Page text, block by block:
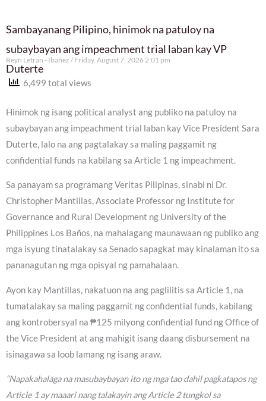
Sambayanang Pilipino, hinimok na patuloy na
subaybayan ang impeachment trial laban kay VP
Duterte
Reyn Letran - Ibañez Friday, August 7, 2026 2:01 pm
6,499 total views
Hinimok ng isang political analyst ang publiko na patuloy na
subaybayan ang impeachment trial laban kay Vice President Sara
Duterte, lalo na ang pagtalakay sa maling paggamit ng
confidential funds na kabilang sa Article 1 ng impeachment.
Sa panayam sa programang Veritas Pilipinas, sinabi ni Dr.
Christopher Mantillas, Associate Professor ng Institute for
Governance and Rural Development ng University of the
Philippines Los Baños, na mahalagang maunawaan ng publiko ang
mga isyung tinatalakay sa Senado sapagkat may kinalaman ito sa
pananagutan ng mga opisyal ng pamahalaan.
Ayon kay Mantillas, nakatuon na ang paglilitis sa Article 1, na
tumatalakay sa maling paggamit ng confidential funds, kabilang
ang kontrobersyal na ₱125 milyong confidential fund ng Office of
the Vice President at ang mahigit isang daang disbursement na
isinagawa sa loob lamang ng isang araw.
“Napakahalaga na masubaybayan ito ng mga tao dahil pagkatapos ng
Article 1 ay maaari nang talakayin ang Article 2 tungkol sa